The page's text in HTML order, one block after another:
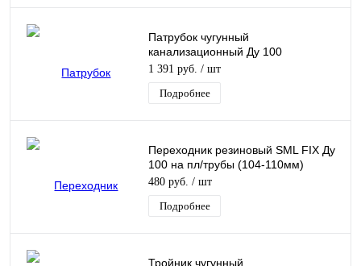
Патрубок чугунный
канализационный Ду 100
безнапорный 450 мм
компенсационный Кронтиф
1 391 руб. / шт
Подробнее
Переходник резиновый SML FIX Ду
100 на пл/трубы (104-110мм)
Normaconnect
480 руб. / шт
Подробнее
Тройник чугунный